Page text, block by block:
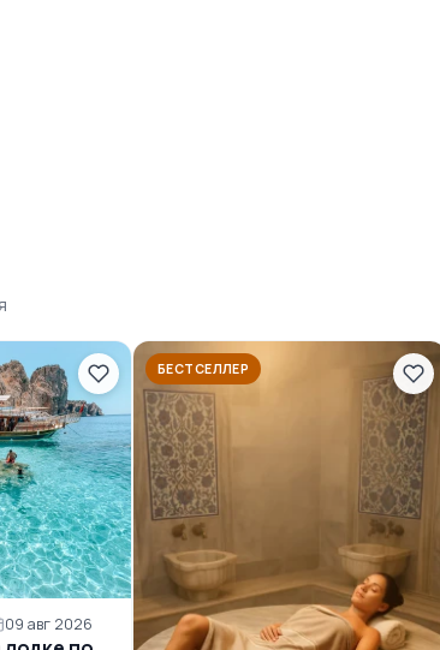
09 авг 2026
БЕСТСЕЛЛЕР